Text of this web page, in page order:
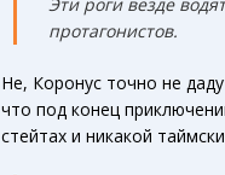
Эти роги везде
протагонистов.
Не, Коронус точно не
что под конец
стейтах и никакой